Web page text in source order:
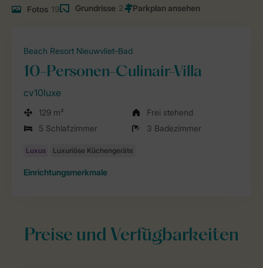
Fotos 19 Grundrisse 2
Beach Resort Nieuwvliet-Bad
10-Personen-Culinair-Villa
cv10luxe
129 m²
Frei stehend
5 Schlafzimmer
3 Badezimmer
Einrichtungsmerkmale
Preise und Verfügbarkeiten